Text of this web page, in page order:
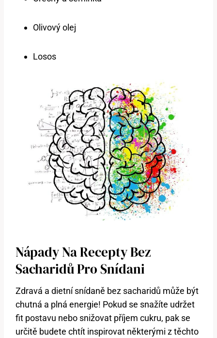
Olivový olej
Losos
Nápady Na Recepty Bez
Sacharidů Pro Snídani
Zdravá a dietní snídaně bez sacharidů může být
chutná a plná energie! Pokud se snažíte udržet
fit postavu nebo snižovat příjem cukru, pak se
určitě budete chtít inspirovat některými z těchto